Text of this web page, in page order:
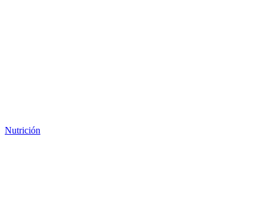
Nutrición